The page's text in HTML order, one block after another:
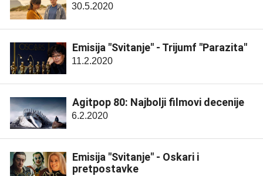
30.5.2020
Emisija "Svitanje" - Trijumf "Parazita"
11.2.2020
Agitpop 80: Najbolji filmovi decenije
6.2.2020
Emisija "Svitanje" - Oskari i
pretpostavke